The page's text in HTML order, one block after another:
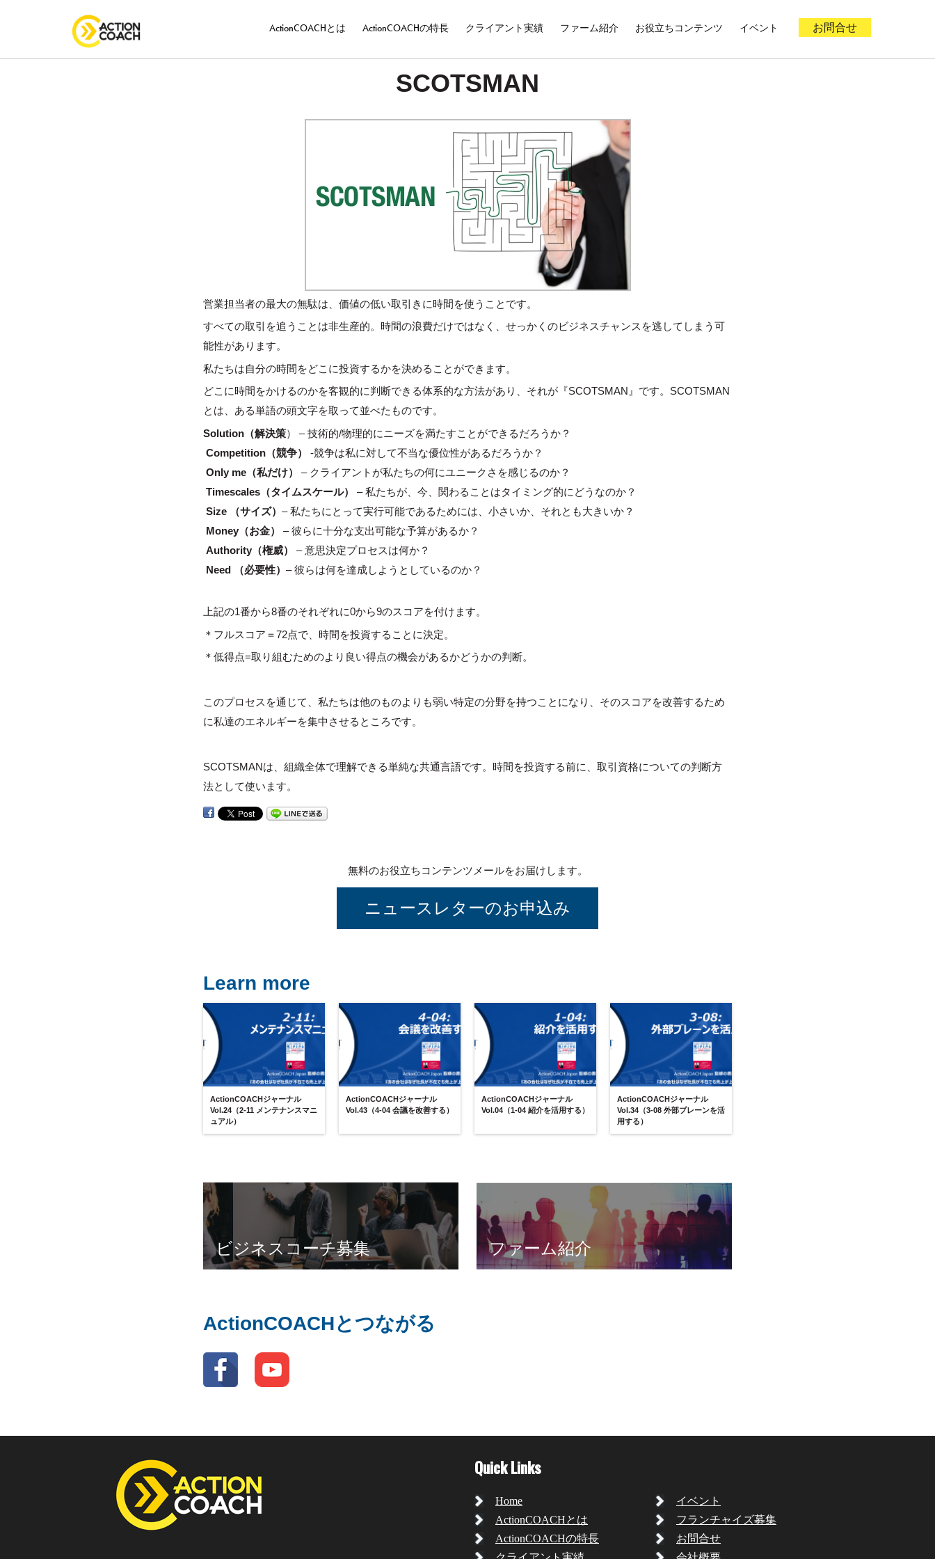
ActionCOACHとは ActionCOACHの特長 クライアント実績 ファーム紹介 お役立ちコンテンツ イベント お問合せ
SCOTSMAN
営業担当者の最大の無駄は、価値の低い取引きに時間を使うことです。
すべての取引を追うことは非生産的。時間の浪費だけではなく、せっかくのビジネスチャンスを逃してしまう可
能性があります。
私たちは自分の時間をどこに投資するかを決めることができます。
どこに時間をかけるのかを客観的に判断できる体系的な方法があり、それが『SCOTSMAN』です。SCOTSMAN
とは、ある単語の頭文字を取って並べたものです。
Solution（解決策） – 技術的/物理的にニーズを満たすことができるだろうか？
Competition（競争）
-競争は私に対して不当な優位性があるだろうか？
Only me（私だけ）
– クライアントが私たちの何にユニークさを感じるのか？
Timescales（タイムスケール）
– 私たちが、今、関わることはタイミング的にどうなのか？
Size
（サイズ） – 私たちにとって実行可能であるためには、小さいか、それとも大きいか？
Money（お金）
– 彼らに十分な支出可能な予算があるか？
Authority（権威）
– 意思決定プロセスは何か？
Need
（必要性） – 彼らは何を達成しようとしているのか？
上記の1番から8番のそれぞれに0から9のスコアを付けます。
＊フルスコア＝72点で、時間を投資することに決定。
＊低得点=取り組むためのより良い得点の機会があるかどうかの判断。
このプロセスを通じて、私たちは他のものよりも弱い特定の分野を持つことになり、そのスコアを改善するため
に私達のエネルギーを集中させるところです。
SCOTSMANは、組織全体で理解できる単純な共通言語です。時間を投資する前に、取引資格についての判断方
法として使います。
無料のお役立ちコンテンツメールをお届けします。
ニュースレターのお申込み
Learn more
ActionCOACHジャーナル
Vol.24（2-11 メンテナンスマニ
ュアル）
ActionCOACHジャーナル
Vol.43（4-04 会議を改善する）
ActionCOACHジャーナル
Vol.04（1-04 紹介を活用する）
ActionCOACHジャーナル
Vol.34（3-08 外部ブレーンを活
用する）
ビジネスコーチ募集 ファーム紹介
ActionCOACHとつながる
Quick Links
Home
ActionCOACHとは
ActionCOACHの特長
イベント
フランチャイズ募集
お問合せ